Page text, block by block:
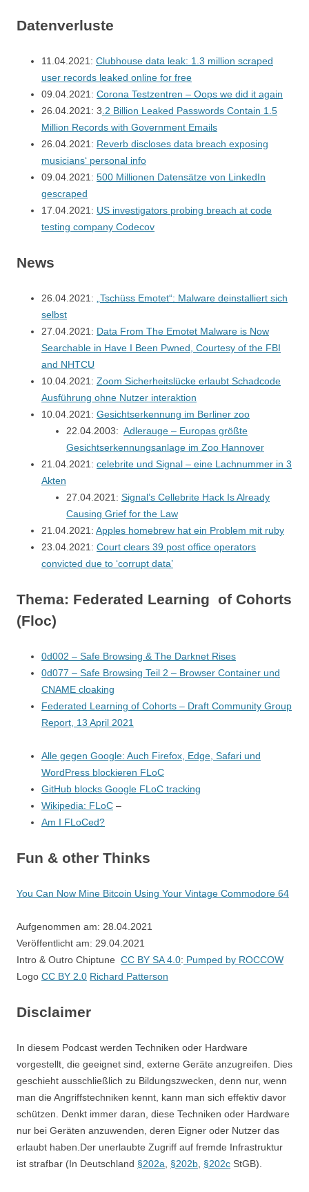
Datenverluste
11.04.2021: Clubhouse data leak: 1.3 million scraped
user records leaked online for free
09.04.2021: Corona Testzentren – Oops we did it again
26.04.2021: 3 .2 Billion Leaked Passwords Contain 1.5
Million Records with Government Emails
26.04.2021: Reverb discloses data breach exposing
musicians‘ personal info
09.04.2021: 500 Millionen Datensätze von LinkedIn
gescraped
17.04.2021: US investigators probing breach at code
testing company Codecov
News
26.04.2021:
„Tschüss Emotet“: Malware deinstalliert sich
selbst
27.04.2021: Data From The Emotet Malware is Now
Searchable in Have I Been Pwned, Courtesy of the FBI
and NHTCU
10.04.2021: Zoom Sicherheitslücke erlaubt Schadcode
Ausführung ohne Nutzer interaktion
10.04.2021: Gesichtserkennung im Berliner zoo
22.04.2003: Adlerauge – Europas größte
Gesichtserkennungsanlage im Zoo Hannover
21.04.2021: celebrite und Signal – eine Lachnummer in 3
Akten
27.04.2021: Signal’s Cellebrite Hack Is Already
Causing Grief for the Law
21.04.2021: Apples homebrew hat ein Problem mit ruby
23.04.2021: Court clears 39 post office operators
convicted due to ‘corrupt data’
Thema: Federated Learning of Cohorts
(Floc)
0d002 – Safe Browsing & The Darknet Rises
0d077 – Safe Browsing Teil 2 – Browser Container und
CNAME cloaking
Federated Learning of Cohorts – Draft Community Group
Report, 13 April 2021
Alle gegen Google: Auch Firefox, Edge, Safari und
WordPress blockieren FLoC
GitHub blocks Google FLoC tracking
Wikipedia: FLoC –
Am I FLoCed?
Fun & other Thinks
You Can Now Mine Bitcoin Using Your Vintage Commodore 64
Aufgenommen am: 28.04.2021
Veröffentlicht am: 29.04.2021
Intro & Outro Chiptune CC BY SA 4.0: Pumped by ROCCOW
Logo CC BY 2.0 Richard Patterson
Disclaimer
In diesem Podcast werden Techniken oder Hardware
vorgestellt, die geeignet sind, externe Geräte anzugreifen. Dies
geschieht ausschließlich zu Bildungszwecken, denn nur, wenn
man die Angriffstechniken kennt, kann man sich effektiv davor
schützen. Denkt immer daran, diese Techniken oder Hardware
nur bei Geräten anzuwenden, deren Eigner oder Nutzer das
erlaubt haben.Der unerlaubte Zugriff auf fremde Infrastruktur
ist strafbar (In Deutschland §202a §202b §202c StGB).